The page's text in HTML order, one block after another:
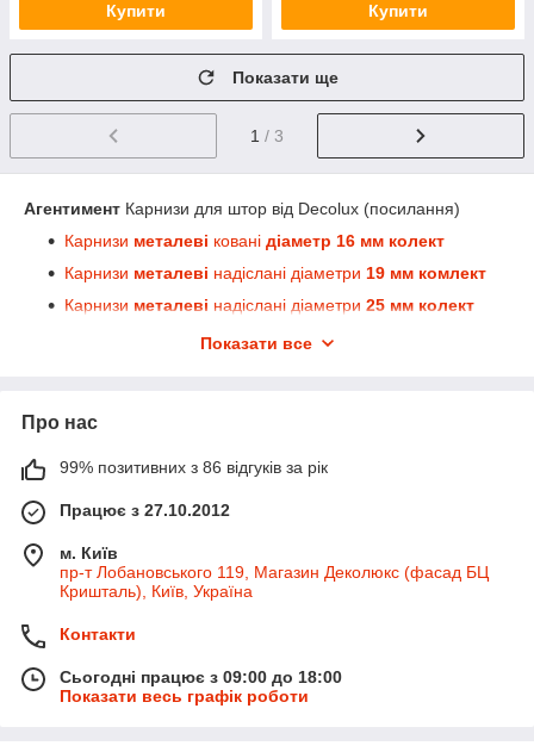
Купити Купити
Показати ще
1 / 3
Агентимент Карнизи для штор від Decolux (посилання)
Карнизи металеві ковані діаметр 16 мм колект
Карнизи металеві надіслані діаметри 19 мм комлект
Карнизи металеві надіслані діаметри 25 мм колект
для шторСкарлайнкомплект
карнизи для штор
Римські карнизи для штор Coulisse (Нідерланди)
Показати все
Про нас
99% позитивних з 86 відгуків за рік
Працює з 27.10.2012
м. Київ
пр-т Лобановського 119, Магазин Деколюкс (фасад БЦ
Кришталь), Київ, Україна
Контакти
Сьогодні працює з 09:00 до 18:00
Показати весь графік роботи